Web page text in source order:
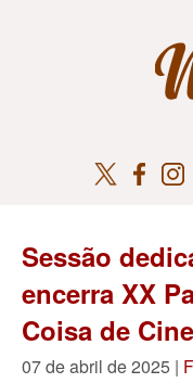
Sessão
encerra XX
Coisa de
07 de abril de 2025 |